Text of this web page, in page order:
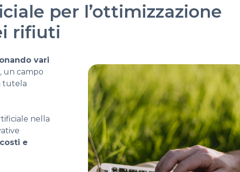
per l’ottimizzazione
rifiuti
vari
, un campo
tutela
nella
e